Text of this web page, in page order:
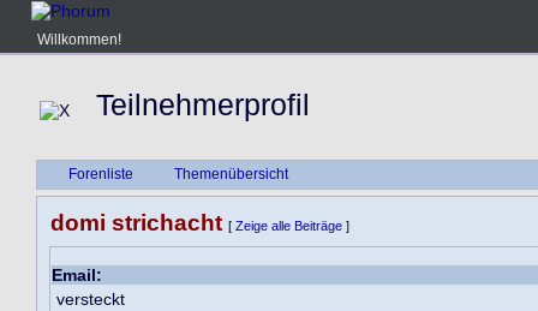
Willkommen!
Teilnehmerprofil
Forenliste Themenübersicht
domi strichacht [ Zeige alle Beiträge ]
Email:
versteckt